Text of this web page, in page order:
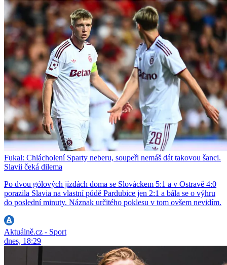
Fukal: Chlácholení Sparty neberu, soupeři nemáš dát takovou šanci.
Slavii čeká dilema
Po dvou gólových jízdách doma se Slováckem 5:1 a v Ostravě 4:0
porazila Slavia na vlastní půdě Pardubice jen 2:1 a bála se o výhru
do poslední minuty. Náznak určitého poklesu v tom ovšem nevidím.
Aktuálně.cz - Sport
dnes, 18:29